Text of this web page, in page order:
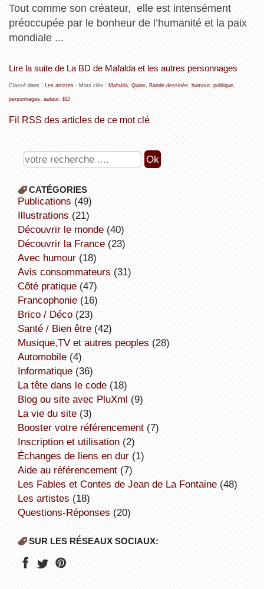
Tout comme son créateur, elle est intensément
préoccupée par le bonheur de l’humanité et la paix
mondiale ...
Lire la suite de La BD de Mafalda et les autres personnages
Classé dans : Les artistes- Mots clés : Mafalda, Quino, Bande dessinée, humour, politique,
personnages, auteur, BD
Fil RSS des articles de ce mot clé
CATÉGORIES
publications (49)
illustrations (21)
découvrir le monde(40)
découvrir la France(23)
avec humour(18)
avis consommateurs (31)
côté pratique(47)
Francophonie(16)
Brico / Déco(23)
Santé / Bien être(42)
Musique,TV et autres peoples (28)
Automobile(4)
informatique(36)
la tête dans le code(18)
Blog ou site avec PluXml (9)
la vie du site(3)
booster votre référencement(7)
inscription et utilisation(2)
échanges de liens en dur(1)
aide au référencement(7)
Les Fables et Contes de Jean de La Fontaine(48)
Les artistes (18)
Questions-Réponses (20)
SUR LES RÉSEAUX SOCIAUX: